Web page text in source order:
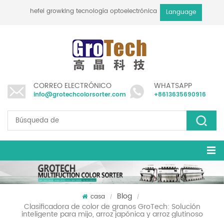
hefei growking tecnología optoelectrónica co., ltd
Language
CORREO ELECTRÓNICO
info@grotechcolorsorter.com
WHATSAPP
+8613635690916
casa / Blog /
Clasificadora de color de granos GroTech: Solución
inteligente para mijo, arroz japónica y arroz glutinoso